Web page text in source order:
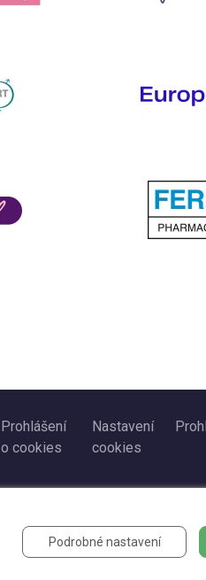
Prohlášení
o cookies
Nastavení
cookies
Podrobné nastavení